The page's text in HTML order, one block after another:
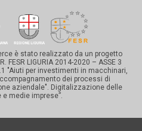
è stato realizzato da un progetto
FESR LIGURIA 2014-2020 – ASSE 3
"Aiuti per investimenti in macchinari,
dei processi di
aziendale". Digitalizzazione delle
medie imprese”.